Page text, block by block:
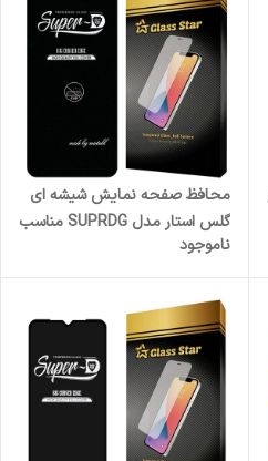
محافظ صفحه نمایش شیشه ای
گلس استار مدل SUPRDG مناسب
برای گوشی موبایل سامسونگ
Galaxy S22 5G
ناموجود